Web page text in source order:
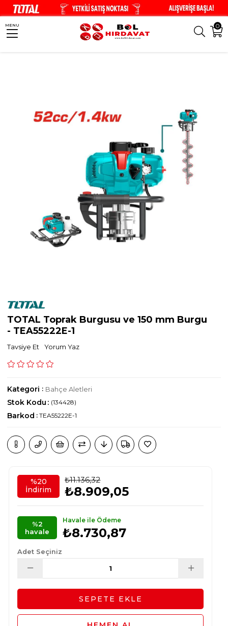
0
MENU
TOTAL Toprak Burgusu ve 150 mm Burgu
- TEA55222E-1
Tavsiye Et Yorum Yaz
Kategori : Bahçe Aletleri
(134428)
Stok Kodu
Barkod : TEA55222E-1
%20
İndirim
₺11.136,32
₺8.909,05
Havale ile Ödeme
₺8.730,87
%2
havale
Adet Seçiniz